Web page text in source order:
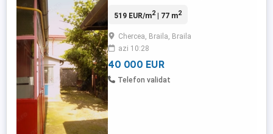
buna,constructie din paianta tencuita cu
teren=156 mp,suprafata construita=77
mp,deschidere=8,5 metri,3
camere,incalzire sobe teracota cu
519 EUR/m2| 77 m2
Chercea, Braila, Braila
azi 10:28
40 000 EUR
Telefon validat